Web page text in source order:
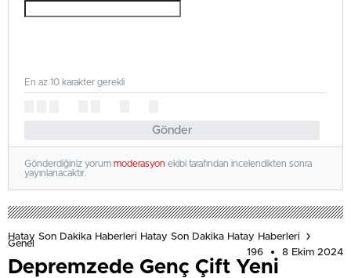
Gönder
En az 10 karakter gerekli
Gönderdiğiniz yorum moderasyon ekibi tarafından incelendikten sonra
yayınlanacaktır.
Hatay Son Dakika Haberleri Hatay Son Dakika Hatay Haberleri
Genel
196
8 Ekim 2024
Depremzede Genç Çift Yeni